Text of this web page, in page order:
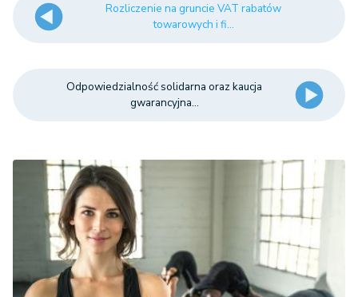
Rozliczenie na gruncie VAT rabatów
towarowych i fi...
Odpowiedzialność solidarna oraz kaucja
gwarancyjna...